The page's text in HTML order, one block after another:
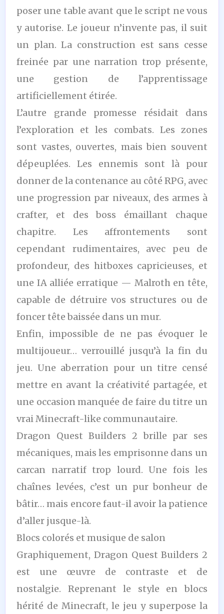
poser une table avant que le script ne vous
y autorise. Le joueur n’invente pas, il suit
un plan. La construction est sans cesse
freinée par une narration trop présente,
une gestion de l’apprentissage
artificiellement étirée.
L’autre grande promesse résidait dans
l’exploration et les combats. Les zones
sont vastes, ouvertes, mais bien souvent
dépeuplées. Les ennemis sont là pour
donner de la contenance au côté RPG, avec
une progression par niveaux, des armes à
crafter, et des boss émaillant chaque
chapitre. Les affrontements sont
cependant rudimentaires, avec peu de
profondeur, des hitboxes capricieuses, et
une IA alliée erratique — Malroth en tête,
capable de détruire vos structures ou de
foncer tête baissée dans un mur.
Enfin, impossible de ne pas évoquer le
multijoueur… verrouillé jusqu’à la fin du
jeu. Une aberration pour un titre censé
mettre en avant la créativité partagée, et
une occasion manquée de faire du titre un
vrai Minecraft-like communautaire.
Dragon Quest Builders 2 brille par ses
mécaniques, mais les emprisonne dans un
carcan narratif trop lourd. Une fois les
chaînes levées, c’est un pur bonheur de
bâtir… mais encore faut-il avoir la patience
d’aller jusque-là.
Blocs colorés et musique de salon
Graphiquement, Dragon Quest Builders 2
est une œuvre de contraste et de
nostalgie. Reprenant le style en blocs
hérité de Minecraft, le jeu y superpose la